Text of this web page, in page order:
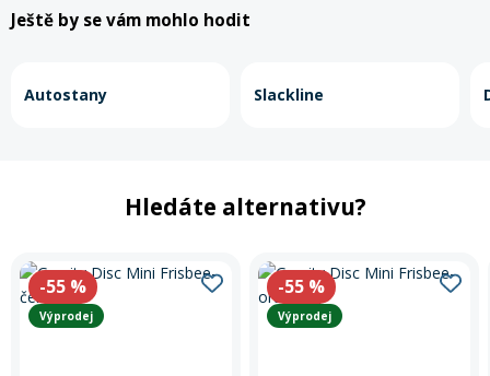
Ještě by se vám mohlo hodit
Autostany Slackline
Hledáte alternativu?
-55 %
Výprodej
-55 %
Výprodej